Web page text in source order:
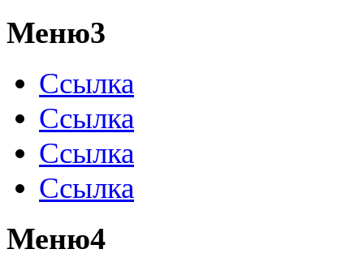
Меню3
Ссылка
Ссылка
Ссылка
Ссылка
Меню4